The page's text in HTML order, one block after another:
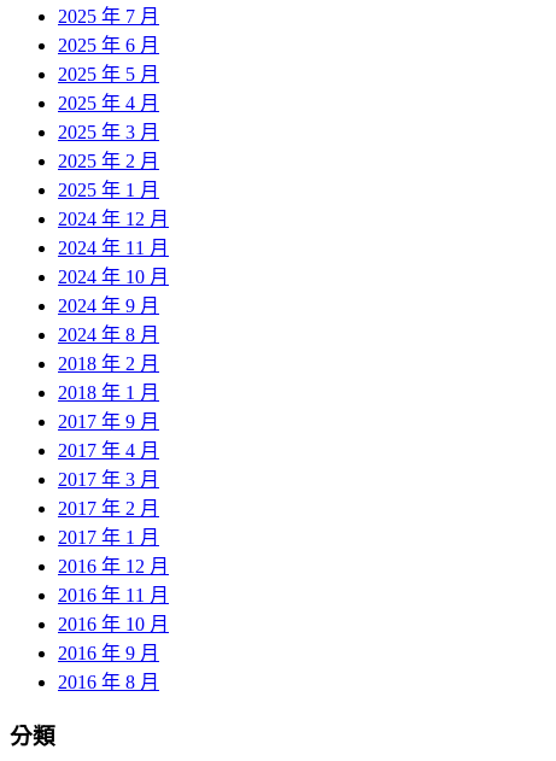
2025 年 7 月
2025 年 6 月
2025 年 5 月
2025 年 4 月
2025 年 3 月
2025 年 2 月
2025 年 1 月
2024 年 12 月
2024 年 11 月
2024 年 10 月
2024 年 9 月
2024 年 8 月
2018 年 2 月
2018 年 1 月
2017 年 9 月
2017 年 4 月
2017 年 3 月
2017 年 2 月
2017 年 1 月
2016 年 12 月
2016 年 11 月
2016 年 10 月
2016 年 9 月
2016 年 8 月
分類